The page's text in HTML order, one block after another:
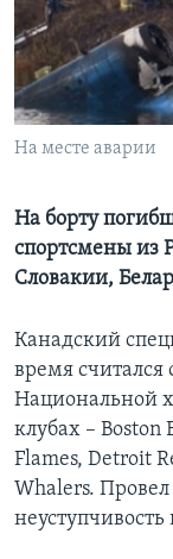
Learning English
СОЦИАЛЬНЫЕ СЕТИ
Языки
На месте аварии
На борту
спортсмены из
Словакии,
Канадский
время
Национальной
клубах – Boston
Flames, Detroit
Whalers.
неуступчивость